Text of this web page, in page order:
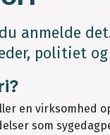
anmelde
politiet
en virksomhed
som